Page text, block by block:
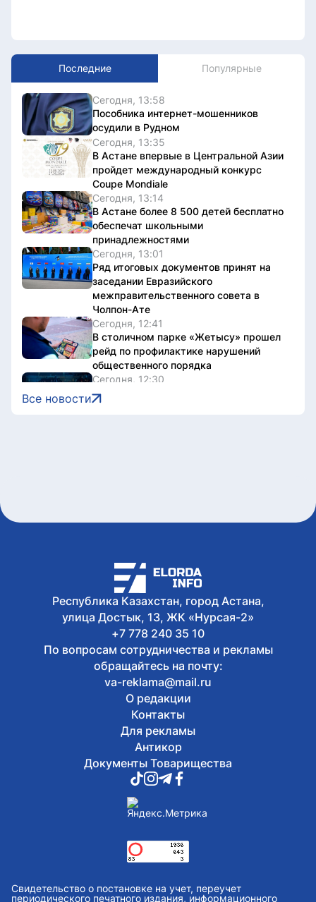
Последние Популярные
Сегодня, 13:58
Пособника интернет-мошенников
осудили в Рудном
Сегодня, 13:35
В Астане впервые в Центральной Азии
пройдет международный конкурс
Coupe Mondiale
Сегодня, 13:14
В Астане более 8 500 детей бесплатно
обеспечат школьными
принадлежностями
Сегодня, 13:01
Ряд итоговых документов принят на
заседании Евразийского
межправительственного совета в
Чолпон-Ате
Сегодня, 12:41
В столичном парке «Жетысу» прошел
рейд по профилактике нарушений
общественного порядка
Сегодня, 12:30
16 тысяч гостей посетили Comic Con
Astana 2026 в первый день
Сегодня, 11:40
Выборы в Курултай: астанчанам
напомнили, как найти свой
избирательный участок
Все новости
Республика Казахстан, город Астана,
улица Достык, 13, ЖК «Нурсая-2»
+7 778 240 35 10
По вопросам сотрудничества и рекламы
обращайтесь на почту:
va-reklama@mail.ru
О редакции
Контакты
Для рекламы
Антикор
Документы Товарищества
Свидетельство о постановке на учет, переучет
периодического печатного издания, информационного